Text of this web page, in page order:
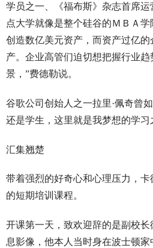
学员之一、《福布斯》杂志首席运
点大学就像是整个硅谷的ＭＢＡ
创造数亿美元资产，而资产过亿
产。企业高管们迫切想把握行业
景，”费德勒说。
谷歌公司创始人之一拉里·佩奇曾
还是学生，这里就是我梦想的学习
汇集翘楚
带着强烈的好奇心和心理压力，
的短期培训课程。
开课第一天，致欢迎辞的是副校长
息影像，他本人当时身在波士顿